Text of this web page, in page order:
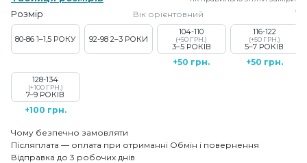
Розмір Вік орієнтовний
80-86 1–1,5 РОКУ 92-98 2–3 РОКИ
104-110
(+50 ГРН.)
3–5 РОКІВ
+50 грн.
116-122
(+50 ГРН.)
5–7 РОКІВ
+50 грн.
128-134
(+100 ГРН.)
7–9 РОКІВ
+100 грн.
Чому безпечно замовляти
Післяплата — оплата при отриманні Обмін і повернення
Відправка до 3 робочих днів